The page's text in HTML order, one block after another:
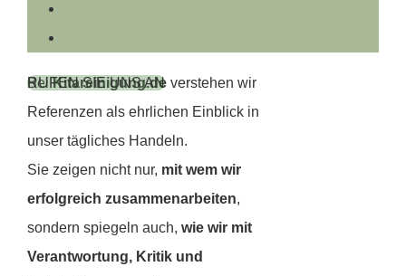
RUFEN SIE UNS AN
Herausforderungen, die gemeinsam
bewältigt wurden.
BeiKitareinigung.deverstehen wir
Referenzen als ehrlichen Einblick in
unser tägliches Handeln.
Sie zeigen nicht nur, mit wem wir
erfolgreich zusammenarbeiten,
sondern spiegeln auch, wie wir mit
Verantwortung, Kritik und